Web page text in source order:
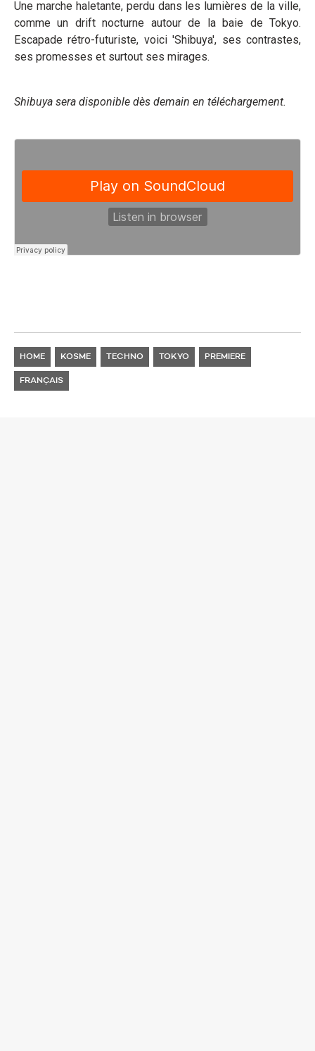
Une marche haletante, perdu dans les lumières de la ville,
comme un drift nocturne autour de la baie de Tokyo.
Escapade rétro-futuriste, voici 'Shibuya', ses contrastes,
ses promesses et surtout ses mirages.
Shibuya sera disponible dès demain en téléchargement.
HOME KOSME TECHNO TOKYO PREMIERE
FRANÇAIS